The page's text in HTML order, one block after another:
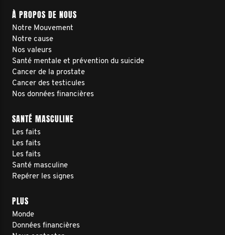
À PROPOS DE NOUS
Notre Mouvement
Notre cause
Nos valeurs
Santé mentale et prévention du suicide
Cancer de la prostate
Cancer des testicules
Nos données financières
SANTÉ MASCULINE
Les faits
Les faits
Les faits
Santé masculine
Repérer les signes
PLUS
Monde
Données financières